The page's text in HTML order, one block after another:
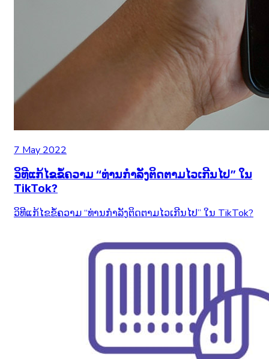
7 May 2022
ວິທີແກ້ໄຂຂໍ້ຄວາມ “ທ່ານກຳລັງຕິດຕາມໄວເກີນໄປ” ໃນ
TikTok?
ວິທີແກ້ໄຂຂໍ້ຄວາມ “ທ່ານກຳລັງຕິດຕາມໄວເກີນໄປ” ໃນ TikTok?